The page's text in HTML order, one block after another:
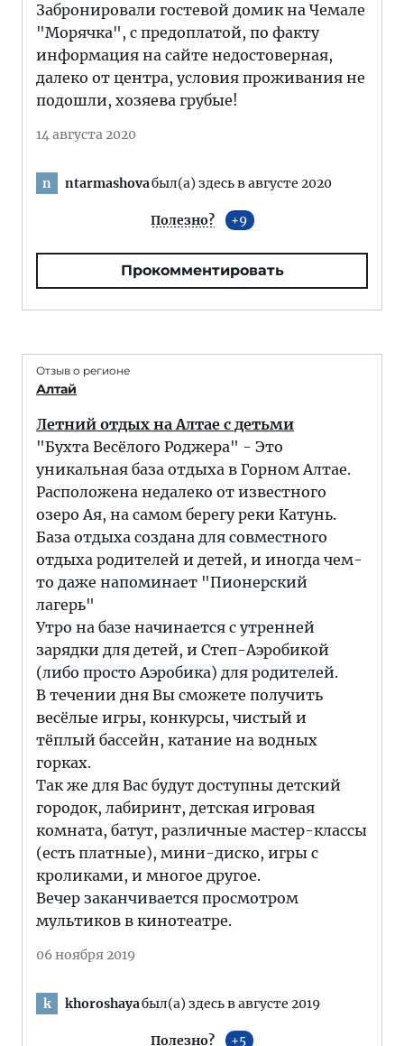
Забронировали гостевой домик на Чемале
"Морячка", с предоплатой, по факту
информация на сайте недостоверная,
далеко от центра, условия проживания не
подошли, хозяева грубые!
14 августа 2020
n ntarmashovaбыл(а) здесь в августе 2020
Полезно? 9
Прокомментировать
Отзыв о регионе
Алтай
Летний отдых на Алтае с детьми
"Бухта Весёлого Роджера" - Это
уникальная база отдыха в Горном Алтае.
Расположена недалеко от известного
озеро Ая, на самом берегу реки Катунь.
База отдыха создана для совместного
отдыха родителей и детей, и иногда чем-
то даже напоминает "Пионерский
лагерь"
Утро на базе начинается с утренней
зарядки для детей, и Степ-Аэробикой
(либо просто Аэробика) для родителей.
В течении дня Вы сможете получить
весёлые игры, конкурсы, чистый и
тёплый бассейн, катание на водных
горках.
Так же для Вас будут доступны детский
городок, лабиринт, детская игровая
комната, батут, различные мастер-классы
(есть платные), мини-диско, игры с
кроликами, и многое другое.
Вечер заканчивается просмотром
мультиков в кинотеатре.
06 ноября 2019
k khoroshayaбыл(а) здесь в августе 2019
Полезно? 5